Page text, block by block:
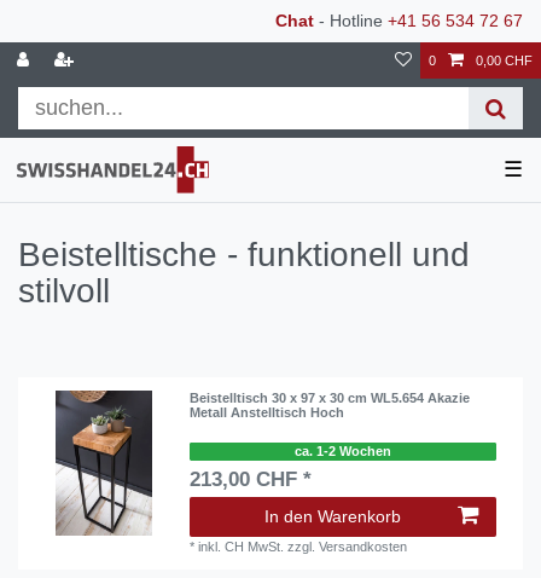
Chat - Hotline +41 56 534 72 67
0 0,00 CHF
☰
Beistelltische - funktionell und
stilvoll
Beistelltisch 30 x 97 x 30 cm WL5.654 Akazie
Metall Anstelltisch Hoch
ca. 1-2 Wochen
213,00 CHF *
In den Warenkorb
*inkl. CH MwSt. zzgl.Versandkosten